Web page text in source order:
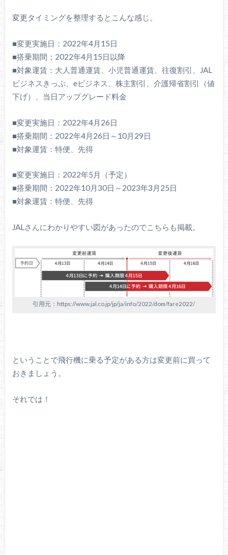
変更タイミングを整理するとこんな感じ。
■変更実施日：2022年4月15日
■搭乗期間；2022年4月15日以降
■対象運賃：大人普通運賃、小児普通運賃、往復割引、JAL
ビジネスきっぷ、eビジネス、株主割引、介護帰省割引（値
下げ）、当日アップグレード料金
■変更実施日：2022年4月26日
■搭乗期間：2022年4月26日～10月29日
■対象運賃：特便、先得
■変更実施日：2022年5月（予定）
■搭乗期間：2022年10月30日～2023年3月25日
■対象運賃：特便、先得
JALさんにわかりやすい図があったのでこちらも掲載。
引用元：https://www.jal.co.jp/jp/ja/info/2022/dom/fare2022/
ということで飛行機に乗る予定がある方は変更前に買って
おきましょう。
それでは！